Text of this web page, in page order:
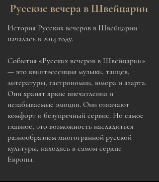
Русские вечера в Швейцарии
История Русских вечеров в Швейцарии
началась в 2014 году.
События «Русских вечеров в Швейцарии»
— это квинтэссенция музыки, танцев,
литературы, гастрономии, юмора и азарта.
Они хранят яркие впечатления и
незабываемые эмоции. Они означают
комфорт и безупречный сервис. Но самое
главное, это возможность насладиться
разнообразием многогранной русской
культуры, находясь в самом сердце
Европы.